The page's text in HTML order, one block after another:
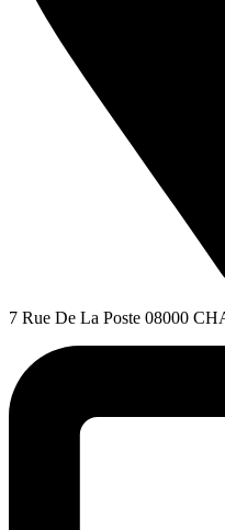
7 Rue De La Poste 08000